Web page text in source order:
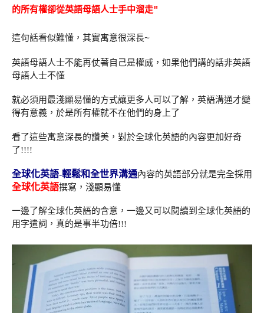
的所有權卻從英語母語人士手中溜走"
這句話看似難懂，其實寓意很深長~
英語母語人士不能再仗著自己是權威，如果他們講的話非英語
母語人士不懂
就必須用最淺顯易懂的方式讓更多人可以了解，英語溝通才變
得有意義，於是所有權就不在他們的身上了
看了這些寓意深長的讚美，對於全球化英語的內容更加好奇
了!!!!
全球化英語-輕鬆和全世界溝通內容的英語部分就是完全採用
全球化英語撰寫，淺顯易懂
一邊了解全球化英語的含意，一邊又可以閱讀到全球化英語的
用字遣詞，真的是事半功倍!!!